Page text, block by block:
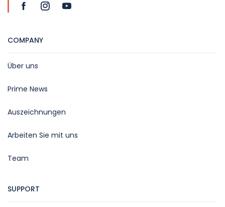
COMPANY
Über uns
Prime News
Auszeichnungen
Arbeiten Sie mit uns
Team
SUPPORT